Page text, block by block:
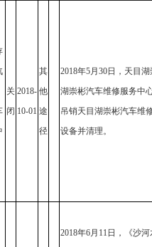
关
闭
2018-
10-01
其
他
途
径
2018年5月30日，天目
湖崇彬汽车维修服务中
吊销天目湖崇彬汽车维
设备并清理。
2018年6月11日，《沙